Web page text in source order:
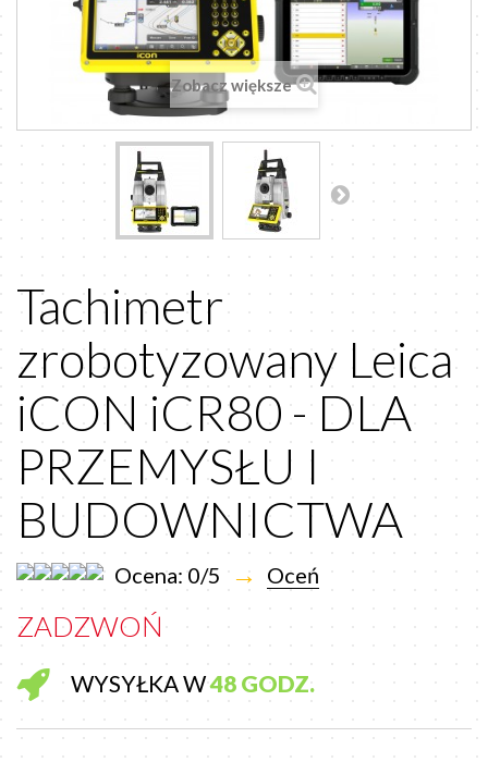
Zobacz większe
Tachimetr
zrobotyzowany Leica
iCON iCR80 - DLA
PRZEMYSŁU I
BUDOWNICTWA
Ocena: 0/5 → Oceń
ZADZWOŃ
WYSYŁKA W48 GODZ.